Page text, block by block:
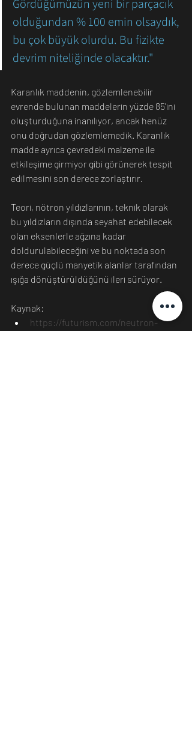
Gördüğümüzün yeni bir parçacık
olduğundan % 100 emin olsaydık,
bu çok büyük olurdu. Bu fizikte
devrim niteliğinde olacaktır."
Karanlık maddenin, gözlemlenebilir
evrende bulunan maddelerin yüzde 85'ini
oluşturduğuna inanılıyor, ancak henüz
onu doğrudan gözlemlemedik. Karanlık
madde ayrıca çevredeki malzeme ile
etkileşime girmiyor gibi görünerek tespit
edilmesini son derece zorlaştırır.
Teori, nötron yıldızlarının, teknik olarak
bu yıldızların dışında seyahat edebilecek
olan eksenlerle ağzına kadar
doldurulabileceğini ve bu noktada son
derece güçlü manyetik alanlar tarafından
ışığa dönüştürüldüğünü ileri sürüyor.
Kaynak:
https://futurism.com/neutron-